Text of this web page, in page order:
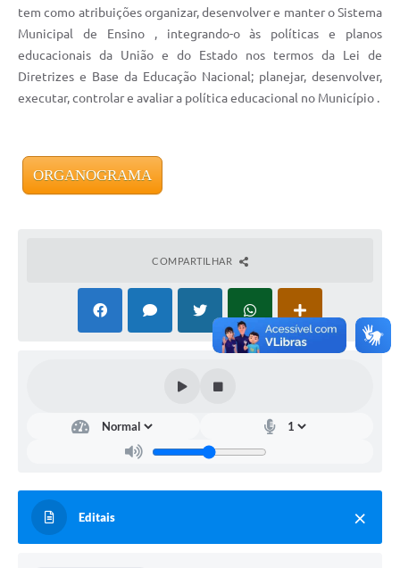
tem como atribuições organizar, desenvolver e manter o Sistema
Municipal de Ensino , integrando-o às políticas e planos
educacionais da União e do Estado nos termos da Lei de
Diretrizes e Base da Educação Nacional; planejar, desenvolver,
executar, controlar e avaliar a política educacional no Município .
ORGANOGRAMA
COMPARTILHAR
Editais